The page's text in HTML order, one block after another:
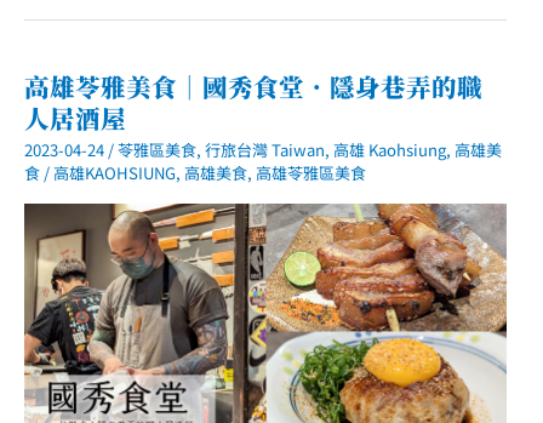
美
龝
田
熟
成
咖
哩．
式
老
宿
舍
中
的
咖
哩
專
賣
店
高雄苓雅美食｜國秀食堂．隱身巷弄的職
人居酒屋
2023-04-24 /苓雅區美食, 行旅台灣 Taiwan, 高雄 Kaohsiung, 高雄美
食 /高雄KAOHSIUNG, 高雄美食, 高雄苓雅區美食